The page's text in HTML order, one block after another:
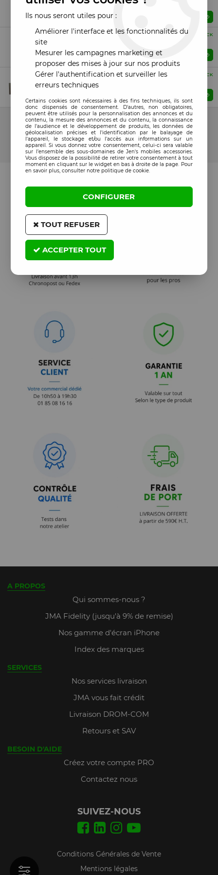
blanc
Prix : Veuillez vous connecter
Compatible EN STOCK
Prix : Veuillez vous connecter
Compatible EN STOCK
Nappe flex test ecran iPad 7/8/9
15 articles sur 15
A PROPOS
Qui sommes-nous ?
JMA Fidelity (jusqu'à 9% de remise)
Nos gamme d'écran iPhone
Index des marques
SERVICES
Nos services livraison
JMA vous fait crédit
Livraison DROM-COM
Retours et SAV
BESOIN D'AIDE
Créez votre compte PRO
Contactez nous
SUIVEZ-NOUS
Conditions Générales de Vente
Mentions légales
Ils nous seront utiles pour :
Améliorer l'interface et les fonctionnalités du
site
Mesurer les campagnes marketing et
proposer des mises à jour sur nos produits
Gérer l'authentification et surveiller les
erreurs techniques
Certains cookies sont nécessaires à des fins techniques, ils sont
donc dispensés de consentement. D'autres, non obligatoires,
peuvent être utilisés pour la personnalisation des annonces et du
contenu, la mesure des annonces et du contenu, la connaissance
de l'audience et le développement de produits, les données de
géolocalisation précises et l'identification par le balayage de
l'appareil, le stockage et/ou l'accès aux informations sur un
appareil. Si vous donnez votre consentement, celui-ci sera valable
sur l’ensemble des sous-domaines de Jen's mobiles accessories.
Vous disposez de la possibilité de retirer votre consentement à tout
moment en cliquant sur le widget en bas à droite de la page. Pour
en savoir plus, consulter notre politique de cookie.
CONFIGURER
TOUT REFUSER
ACCEPTER TOUT